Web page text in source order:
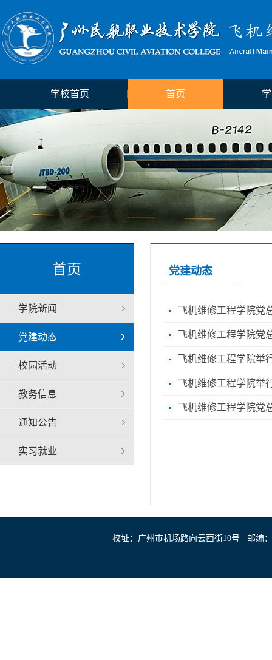
学校首页 首页
首页
学院新闻
党建动态
校园活动
教务信息
通知公告
实习就业
党建动态
飞机维修工程学院党
飞机维修工程学院党
飞机维修工程学院举
飞机维修工程学院举
飞机维修工程学院党
校址：广州市机场路向云西街10号 邮编